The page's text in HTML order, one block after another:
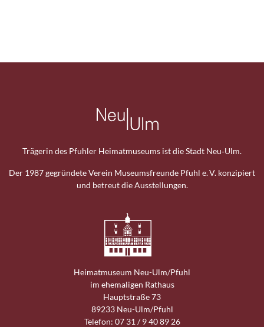
Trägerin des Pfuhler Heimat­museums ist die Stadt Neu‑Ulm.
Der 1987 gegründete Verein Museums­freunde Pfuhl e. V. konzipiert
und betreut die Ausstellungen.
Heimat­museum Neu-Ulm/Pfuhl
im ehemaligen Rathaus
Hauptstraße 73
89233 Neu-Ulm/Pfuhl
Telefon: 07 31 / 9 40 89 26